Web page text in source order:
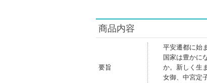
商品内容
要旨
平安遷都に始
国家は豊かに
か。新しく生
女御、中宮定